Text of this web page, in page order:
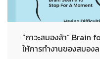
“ภาวะสมองล้า” Brain
ให้การทำงานของสมอง